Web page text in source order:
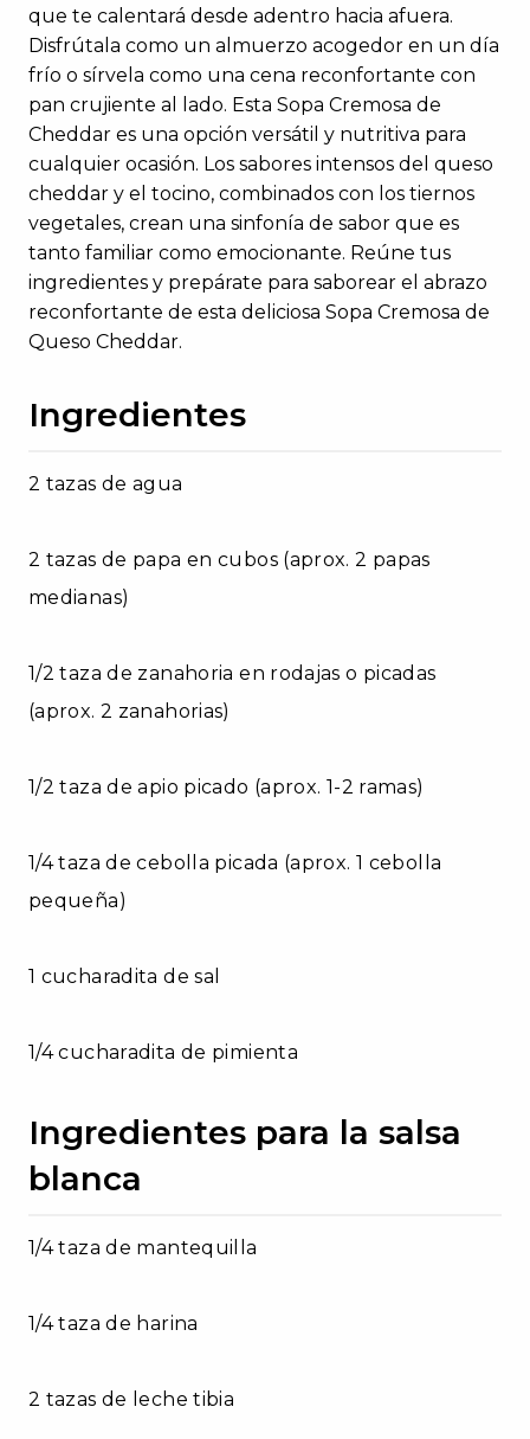
que te calentará desde adentro hacia afuera.
Disfrútala como un almuerzo acogedor en un día
frío o sírvela como una cena reconfortante con
pan crujiente al lado. Esta Sopa Cremosa de
Cheddar es una opción versátil y nutritiva para
cualquier ocasión. Los sabores intensos del queso
cheddar y el tocino, combinados con los tiernos
vegetales, crean una sinfonía de sabor que es
tanto familiar como emocionante. Reúne tus
ingredientes y prepárate para saborear el abrazo
reconfortante de esta deliciosa Sopa Cremosa de
Queso Cheddar.
Ingredientes
2 tazas de agua
2 tazas de papa en cubos (aprox. 2 papas
medianas)
1/2 taza de zanahoria en rodajas o picadas
(aprox. 2 zanahorias)
1/2 taza de apio picado (aprox. 1-2 ramas)
1/4 taza de cebolla picada (aprox. 1 cebolla
pequeña)
1 cucharadita de sal
1/4 cucharadita de pimienta
Ingredientes para la salsa
blanca
1/4 taza de mantequilla
1/4 taza de harina
2 tazas de leche tibia